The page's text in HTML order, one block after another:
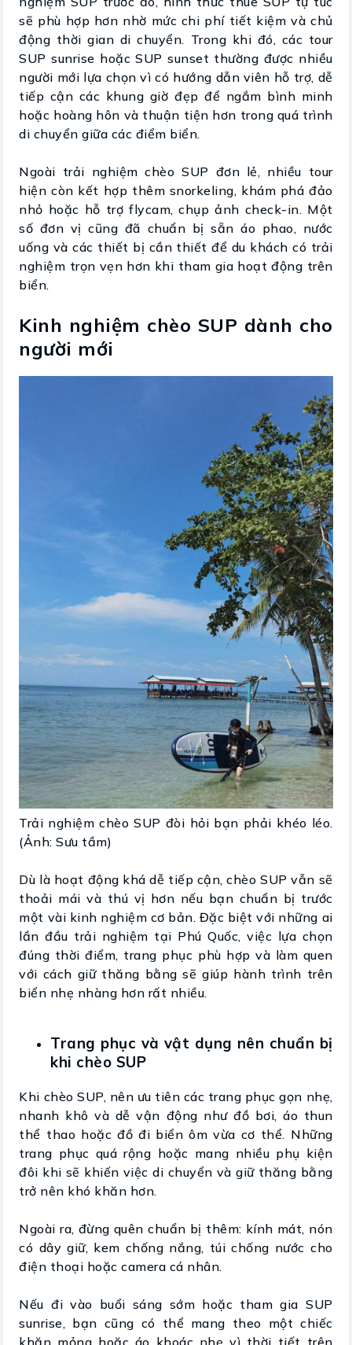
sẽ phù hợp hơn nhờ mức chi phí tiết kiệm và chủ
động thời gian di chuyển. Trong khi đó, các tour
SUP sunrise hoặc SUP sunset thường được nhiều
người mới lựa chọn vì có hướng dẫn viên hỗ trợ, dễ
tiếp cận các khung giờ đẹp để ngắm bình minh
hoặc hoàng hôn và thuận tiện hơn trong quá trình
di chuyển giữa các điểm biển.
Ngoài trải nghiệm chèo SUP đơn lẻ, nhiều tour
hiện còn kết hợp thêm snorkeling, khám phá đảo
nhỏ hoặc hỗ trợ flycam, chụp ảnh check-in. Một
số đơn vị cũng đã chuẩn bị sẵn áo phao, nước
uống và các thiết bị cần thiết để du khách có trải
nghiệm trọn vẹn hơn khi tham gia hoạt động trên
biển.
Kinh nghiệm chèo SUP dành cho
người mới
Trải nghiệm chèo SUP đòi hỏi bạn phải khéo léo.
(Ảnh: Sưu tầm)
Dù là hoạt động khá dễ tiếp cận, chèo SUP vẫn sẽ
thoải mái và thú vị hơn nếu bạn chuẩn bị trước
một vài kinh nghiệm cơ bản. Đặc biệt với những ai
lần đầu trải nghiệm tại Phú Quốc, việc lựa chọn
đúng thời điểm, trang phục phù hợp và làm quen
với cách giữ thăng bằng sẽ giúp hành trình trên
biển nhẹ nhàng hơn rất nhiều.
Trang phục và vật dụng nên chuẩn bị
khi chèo SUP
Khi chèo SUP, nên ưu tiên các trang phục gọn nhẹ,
nhanh khô và dễ vận động như đồ bơi, áo thun
thể thao hoặc đồ đi biển ôm vừa cơ thể. Những
trang phục quá rộng hoặc mang nhiều phụ kiện
đôi khi sẽ khiến việc di chuyển và giữ thăng bằng
trở nên khó khăn hơn.
Ngoài ra, đừng quên chuẩn bị thêm: kính mát, nón
có dây giữ, kem chống nắng, túi chống nước cho
điện thoại hoặc camera cá nhân.
Nếu đi vào buổi sáng sớm hoặc tham gia SUP
sunrise, bạn cũng có thể mang theo một chiếc
khăn mỏng hoặc áo khoác nhẹ vì thời tiết trên